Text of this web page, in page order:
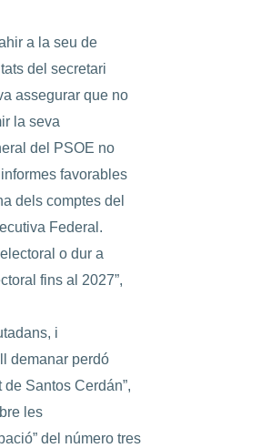
a la seu de
del secretari
assegurar que no
la seva
del PSOE no
favorables
dels comptes del
Federal.
o dur a
fins al 2027”,
i
demanar perdó
Santos Cerdán”,
les
del número tres